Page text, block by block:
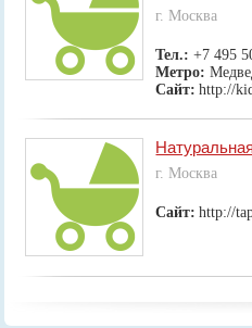
г. Москва
Тел.:+7 495
Метро:
Сайт: http://
г. Москва
Сайт: http://